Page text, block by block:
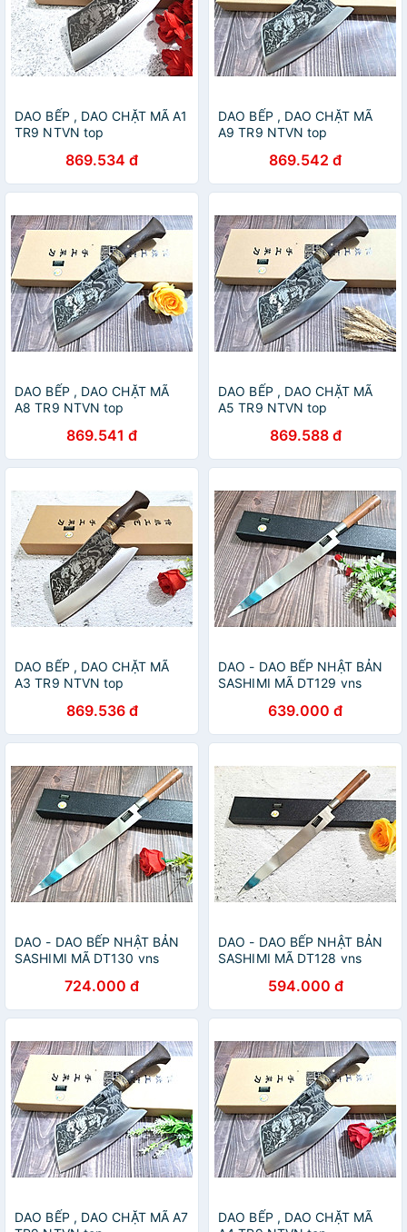
DAO BẾP , DAO CHẶT MÃ A1
TR9 NTVN top
869.534 đ
DAO BẾP , DAO CHẶT MÃ
A9 TR9 NTVN top
869.542 đ
DAO BẾP , DAO CHẶT MÃ
A8 TR9 NTVN top
869.541 đ
DAO BẾP , DAO CHẶT MÃ
A5 TR9 NTVN top
869.588 đ
DAO BẾP , DAO CHẶT MÃ
A3 TR9 NTVN top
869.536 đ
DAO - DAO BẾP NHẬT BẢN
SASHIMI MÃ DT129 vns
639.000 đ
DAO - DAO BẾP NHẬT BẢN
SASHIMI MÃ DT130 vns
724.000 đ
DAO - DAO BẾP NHẬT BẢN
SASHIMI MÃ DT128 vns
594.000 đ
DAO BẾP , DAO CHẶT MÃ A7
DAO BẾP , DAO CHẶT MÃ